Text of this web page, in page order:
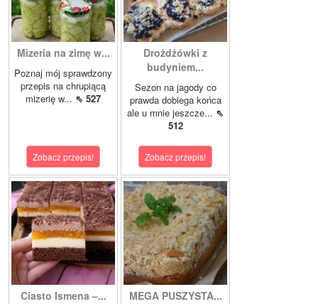
Mizeria na zimę w...
Poznaj mój sprawdzony
przepis na chrupiącą
mizerię w... ⇖ 527
Zobacz przepis!
Drożdżówki z
budyniem...
Sezon na jagody co
prawda dobiega końca
ale u mnie jeszcze... ⇖
512
Zobacz przepis!
Ciasto Ismena –... MEGA PUSZYSTA...